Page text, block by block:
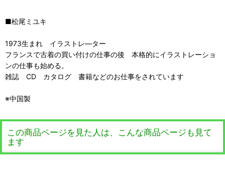
■松尾ミユキ
1973生まれ イラストレ―ター
フランスで古着の買い付けの仕事の後 本格的にイラストレーショ
ンの仕事も始める。
雑誌 CD カタログ 書籍などのお仕事をされています
※中国製
この商品ページを見た人は、こんな商品ページも見て
ます